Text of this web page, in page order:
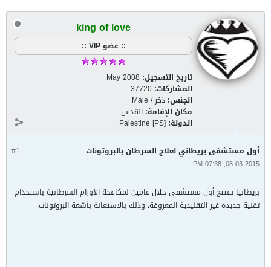
king of love
:: عضو VIP ::
تاريخ التسجيل: May 2008
المشاركات: 37720
الجنس: ذكر / Male
مكان الإقامة: القدس
الدولة: Palestine [PS]
#1 أول مستشفى بريطاني لعلاج السرطان بالبروتونات
08-03-2015, 07:38 PM
بريطانيا تفتتح أول مستشفى خلال عامين لمكافحة الأورام السرطانية باستخدام
تقنية جديدة غير التقليدية المعروفة، وذلك بالاستعانة بأشعة البروتونات.